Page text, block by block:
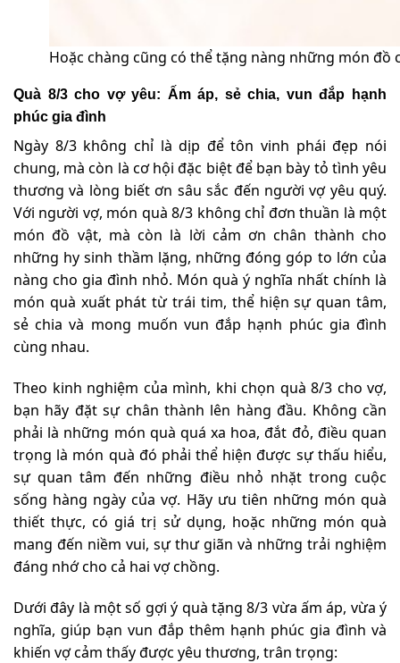
Hoặc chàng cũng có thể tặng nàng những món
Quà 8/3 cho vợ yêu: Ấm áp, sẻ chia, vun đắp hạnh
phúc gia đình
Ngày 8/3 không chỉ là dịp để tôn vinh phái đẹp nói
chung, mà còn là cơ hội đặc biệt để bạn bày tỏ tình yêu
thương và lòng biết ơn sâu sắc đến người vợ yêu quý.
Với người vợ, món quà 8/3 không chỉ đơn thuần là một
món đồ vật, mà còn là lời cảm ơn chân thành cho
những hy sinh thầm lặng, những đóng góp to lớn của
nàng cho gia đình nhỏ. Món quà ý nghĩa nhất chính là
món quà xuất phát từ trái tim, thể hiện sự quan tâm,
sẻ chia và mong muốn vun đắp hạnh phúc gia đình
cùng nhau.
Theo kinh nghiệm của mình, khi chọn quà 8/3 cho vợ,
bạn hãy đặt sự chân thành lên hàng đầu. Không cần
phải là những món quà quá xa hoa, đắt đỏ, điều quan
trọng là món quà đó phải thể hiện được sự thấu hiểu,
sự quan tâm đến những điều nhỏ nhặt trong cuộc
sống hàng ngày của vợ. Hãy ưu tiên những món quà
thiết thực, có giá trị sử dụng, hoặc những món quà
mang đến niềm vui, sự thư giãn và những trải nghiệm
đáng nhớ cho cả hai vợ chồng.
Dưới đây là một số gợi ý quà tặng 8/3 vừa ấm áp, vừa ý
nghĩa, giúp bạn vun đắp thêm hạnh phúc gia đình và
khiến vợ cảm thấy được yêu thương, trân trọng: